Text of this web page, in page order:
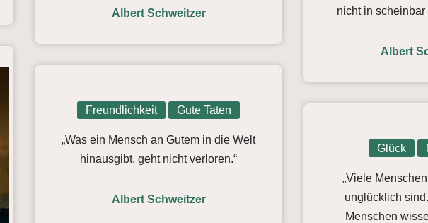
Albert Schweitzer
nicht in scheinbar
Albert
Freundlichkeit Gute Taten
„Was ein Mensch an Gutem in die Welt
hinausgibt, geht nicht verloren.“
Albert Schweitzer
Glück
„Viele
unglücklich
Menschen